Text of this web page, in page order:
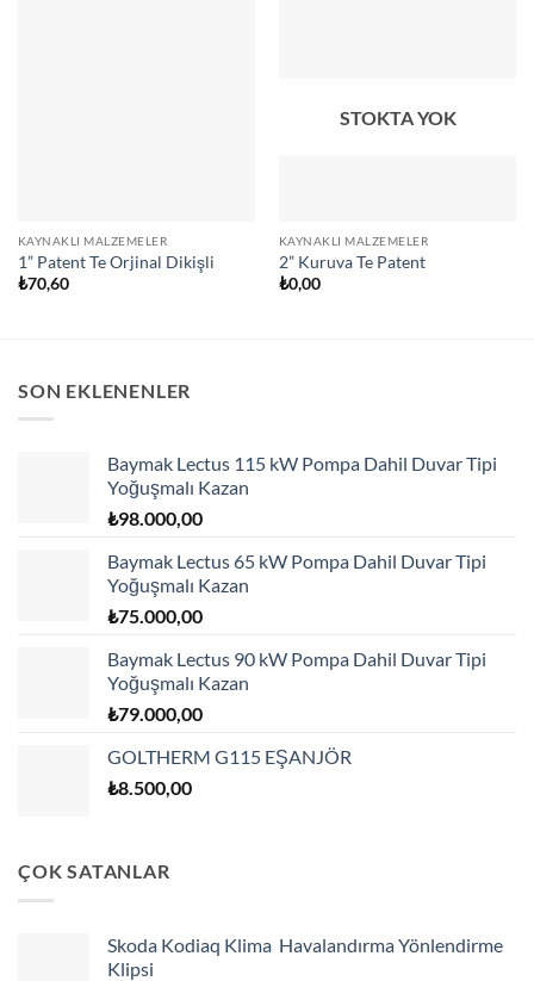
KAYNAKLI MALZEMELER
1” Patent Te Orjinal Dikişli
₺70,60
STOKTA YOK
KAYNAKLI MALZEMELER
2” Kuruva Te Patent
₺0,00
SON EKLENENLER
Baymak Lectus 115 kW Pompa Dahil Duvar Tipi
Yoğuşmalı Kazan
₺98.000,00
Baymak Lectus 65 kW Pompa Dahil Duvar Tipi
Yoğuşmalı Kazan
₺75.000,00
Baymak Lectus 90 kW Pompa Dahil Duvar Tipi
Yoğuşmalı Kazan
₺79.000,00
GOLTHERM G115 EŞANJÖR
₺8.500,00
ÇOK SATANLAR
Skoda Kodiaq Klima Havalandırma Yönlendirme
Klipsi